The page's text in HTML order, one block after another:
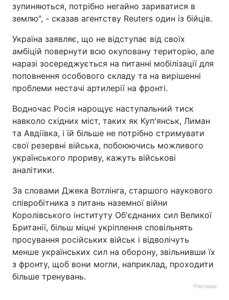
зупиняються, потрібно негайно зариватися в
землю", - сказав агентству Reuters один із бійців.
Україна заявляє, що не відступає від своїх
амбіцій повернути всю окуповану територію, але
наразі зосереджується на питанні мобілізації для
поповнення особового складу та на вирішенні
проблеми нестачі артилерії на фронті.
Водночас Росія нарощує наступальний тиск
навколо східних міст, таких як Куп'янськ, Лиман
та Авдіївка, і їй більше не потрібно стримувати
свої резервні війська, побоюючись можливого
українського прориву, кажуть військові
аналітики.
За словами Джека Вотлінга, старшого наукового
співробітника з питань наземної війни
Королівського інституту Об'єднаних сил Великої
Британії, більш міцні укріплення сповільнять
просування російських військ і відволічуть
менше українських сил на оборону, звільнивши їх
з фронту, щоб вони могли, наприклад, проходити
більше тренувань.
Реклама